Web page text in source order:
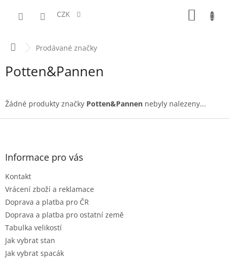
CZK
DomůProdávané značky
Potten&Pannen
Žádné produkty značky Potten&Pannen nebyly nalezeny...
Z
Informace pro vás
Kontakt
Vrácení zboží a reklamace
Doprava a platba pro ČR
Doprava a platba pro ostatní země
Tabulka velikostí
Jak vybrat stan
Jak vybrat spacák